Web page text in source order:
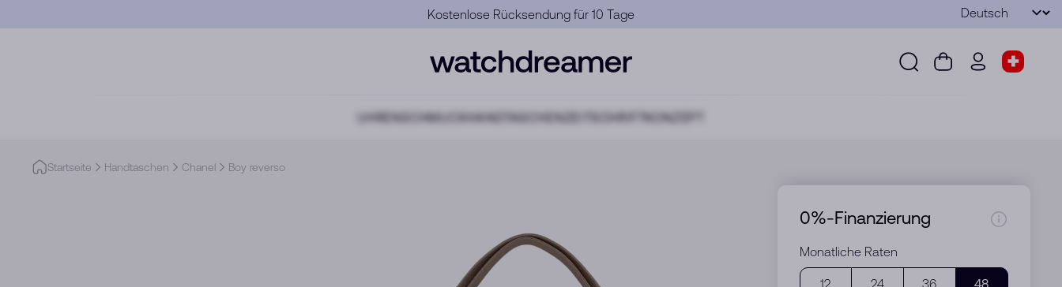
Offizielle Garantie Sprache
Senden
UHREN SCHMUCK HANDTASCHEN
KONZEPT
Startseite Handtaschen Chanel Boy reverso
0%-Finanzierung
Monatliche Raten
12 24 36 48